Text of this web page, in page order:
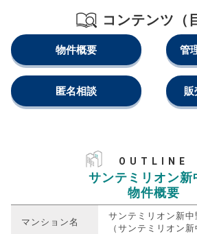
コンテンツ（
物件概要 管
匿名相談 販
OUTLINE
サンテミリオン新
物件概要
マンション名
サンテミリオン新中
（サンテミリオン新